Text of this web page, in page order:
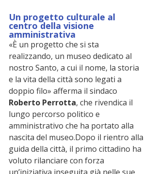
Un progetto culturale al
centro della visione
amministrativa
«È un progetto che si sta
realizzando, un museo dedicato al
nostro Santo, a cui il nome, la storia
e la vita della città sono legati a
doppio filo» afferma il sindaco
Roberto Perrotta, che rivendica il
lungo percorso politico e
amministrativo che ha portato alla
nascita del museo.Dopo il rientro alla
guida della città, il primo cittadino ha
voluto rilanciare con forza